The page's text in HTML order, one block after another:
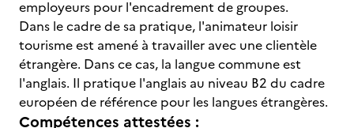
employeurs pour l'encadrement de groupes.
Dans le cadre de sa pratique, l'animateur loisir
tourisme est amené à travailler avec une clientèle
étrangère. Dans ce cas, la langue commune est
l'anglais. Il pratique l'anglais au niveau B2 du cadre
européen de référence pour les langues étrangères.
Compétences attestées :